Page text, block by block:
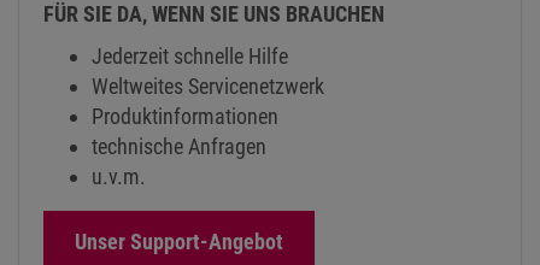
Jederzeit schnelle Hilfe
Weltweites Servicenetzwerk
Produktinformationen
technische Anfragen
u.v.m.